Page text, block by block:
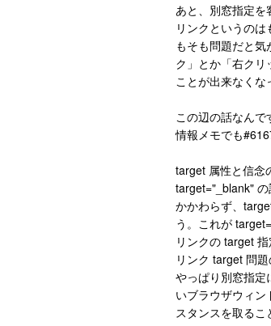
あと、別窓指定
リンクというの
もそも問題だと
ク」とか「右ク
ことが出来なくな
この辺の話なん
情報メモでも
target 属性と信念
target="_blank"
かかわらず、
う。これが
リンクの target 指
リンク target 問
やっぱり別窓指定
いブラウザウィ
スタンスを取るこ